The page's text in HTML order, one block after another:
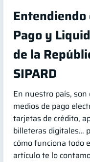
Pago y
de la
SIPARD
En nuestro país, son
medios de pago
tarjetas de crédito,
billeteras digitales…
cómo funciona todo
artículo te lo